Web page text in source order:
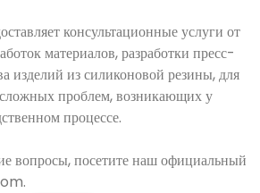
консультационные услуги от
материалов, разработки пресс-
изделий из силиконовой резины, для
проблем, возникающих у
процессе.
вопросы, посетите наш официальный